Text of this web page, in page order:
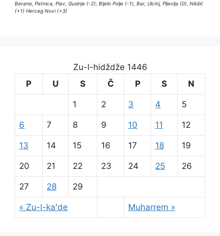
Berane, Petnica, Plav, Gusinje (-2); Bijelo Polje (-1), Bar, Ulcinj, Pljevlja (0), Nikšić
(+1) Herceg Novi (+3)
Zu-l-hidždže 1446
P
U S Č P S N
« Zu-l-ka'de Muharrem »
1 2 3 4 5
6 7 8 9 10 11 12
13 14 15 16 17 18 19
20 21 22 23 24 25 26
27 28 29